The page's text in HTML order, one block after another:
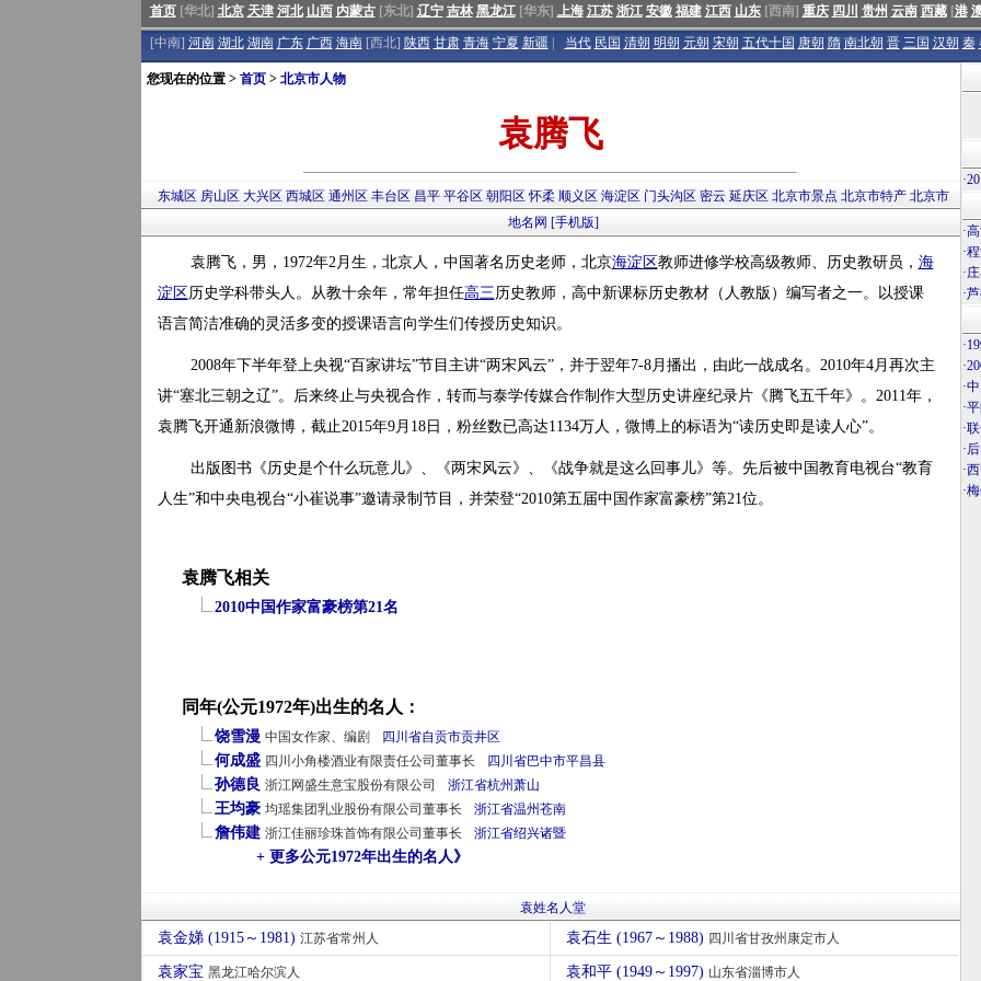
首页[华北] 北京 天津 河北 山西 内蒙古[东北] 辽宁 吉林 黑龙江[华东] 上海 江苏 浙江 安徽 福建 江西 山东[西南] 重庆 四川 贵州 云南 西藏[港
[中南] 河南 湖北 湖南 广东 广西 海南[西北] 陕西 甘肃 青海 宁夏 新疆 当代 民国 清朝 明朝 元朝 宋朝 五代十国 唐朝 隋 南北朝 晋 三国 汉朝 秦
您现在的位置 > 首页> 北京市人物
袁腾飞
东城区 房山区 大兴区 西城区 通州区 丰台区 昌平 平谷区 朝阳区 怀柔 顺义区 海淀区 门头沟区 密云 延庆区 北京市景点 北京市特产 北京市
地名网 [手机版]
袁腾飞，男，1972年2月生，北京人，中国著名历史老师，北京海淀区教师进修学校高级教师、历史教研员， 海
淀区 历史学科带头人。从教十余年，常年担任高三历史教师，高中新课标历史教材（人教版）编写者之一。以授课
语言简洁准确的灵活多变的授课语言向学生们传授历史知识。
2008年下半年登上央视“百家讲坛”节目主讲“两宋风云”，并于翌年7-8月播出，由此一战成名。2010年4月再次主
讲“塞北三朝之辽”。后来终止与央视合作，转而与泰学传媒合作制作大型历史讲座纪录片《腾飞五千年》。2011年，
袁腾飞开通新浪微博，截止2015年9月18日，粉丝数已高达1134万人，微博上的标语为“读历史即是读人心”。
出版图书《历史是个什么玩意儿》、《两宋风云》、《战争就是这么回事儿》等。先后被中国教育电视台“教育
人生”和中央电视台“小崔说事”邀请录制节目，并荣登“2010第五届中国作家富豪榜”第21位。
袁腾飞相关
2010中国作家富豪榜第21名
同年(公元1972年)出生的名人：
饶雪漫 中国女作家、编剧 四川省自贡市贡井区
何成盛 四川小角楼酒业有限责任公司董事长 四川省巴中市平昌县
孙德良 浙江网盛生意宝股份有限公司 浙江省杭州萧山
王均豪 均瑶集团乳业股份有限公司董事长 浙江省温州苍南
詹伟建 浙江佳丽珍珠首饰有限公司董事长 浙江省绍兴诸暨
+ 更多公元1972年出生的名人》
袁姓名人堂
袁金娣 (1915～1981) 江苏省常州人 袁石生 (1967～1988) 四川省甘孜州康定市人
袁家宝 黑龙江哈尔滨人 袁和平 (1949～1997) 山东省淄博市人
·
·
·
·
·
·
·
·
·
·
·
·
·